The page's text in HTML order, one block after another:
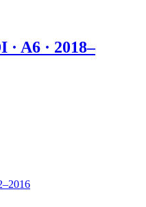
· A6 · 2018–